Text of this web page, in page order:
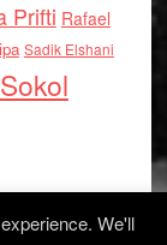
Prifti Rafael
Sadik Elshani
Sokol
We'll